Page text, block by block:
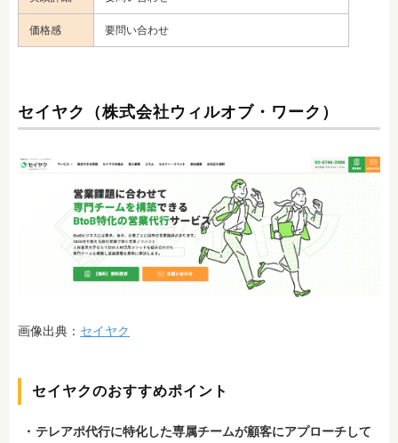
価格感 要問い合わせ
セイヤク（株式会社ウィルオブ・ワーク）
画像出典： セイヤク
セイヤクのおすすめポイント
テレアポ代行に特化した専属チームが顧客にアプローチして